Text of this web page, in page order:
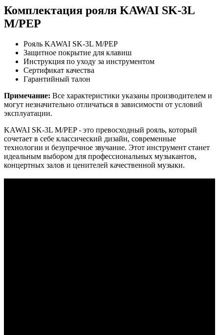
Комплектация рояля KAWAI SK-3L
M/PEP
Рояль KAWAI SK-3L M/PEP
Защитное покрытие для клавиш
Инструкция по уходу за инструментом
Сертификат качества
Гарантийный талон
Примечание: Все характеристики указаны производителем и
могут незначительно отличаться в зависимости от условий
эксплуатации.
KAWAI SK-3L M/PEP - это превосходный рояль, который
сочетает в себе классический дизайн, современные
технологии и безупречное звучание. Этот инструмент станет
идеальным выбором для профессиональных музыкантов,
концертных залов и ценителей качественной музыки.